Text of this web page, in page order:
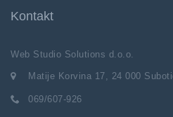
Kontakt
Web Studio Solutions d.o.o.
Matije Korvina 17, 24 000
069/607-926